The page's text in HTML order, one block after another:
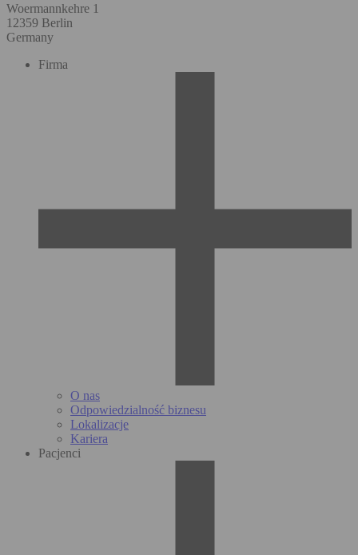
Woermannkehre 1
12359 Berlin
Germany
Firma
O nas
Odpowiedzialność biznesu
Lokalizacje
Kariera
Pacjenci